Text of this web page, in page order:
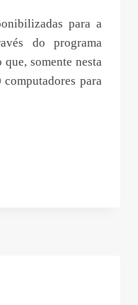
para a
do programa
somente nesta
para